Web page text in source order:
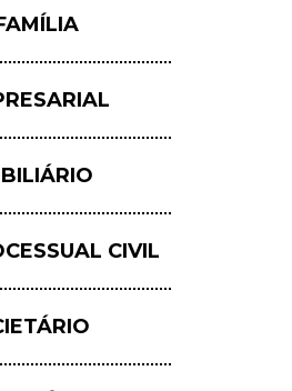
CIVIL